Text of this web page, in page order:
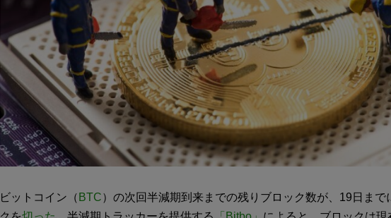
ビットコイン（ BTC）の次回半減期到来までの残りブロック数が、19日まで